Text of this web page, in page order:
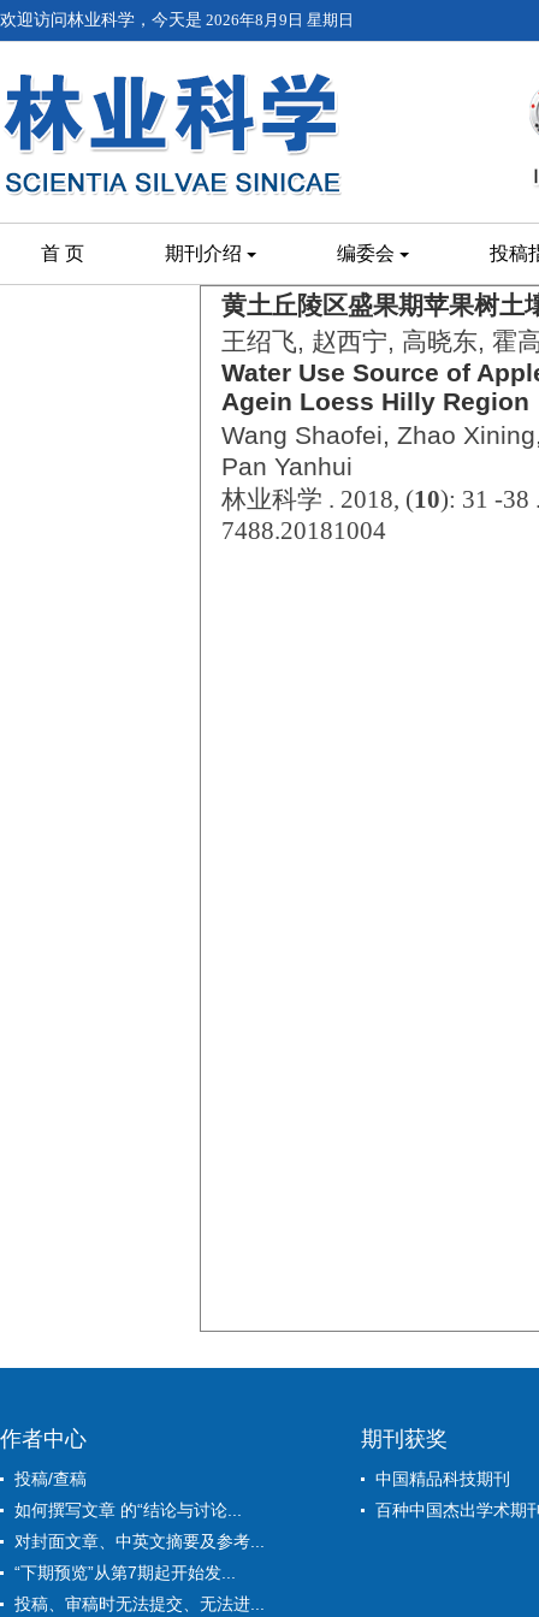
欢迎访问林业科学，今天是 2026年8月9日 星期日
首 页 期刊介绍 编委会 投稿
黄土丘陵区盛果期苹果树土
王绍飞, 赵西宁, 高晓东, 霍
Water Use Source of
Agein Loess Hilly Region
Wang Shaofei, Zhao
Pan Yanhui
林业科学 . 2018, (10): 31 -38
7488.20181004
作者中心
投稿/查稿
如何撰写文章 的“结论与讨论...
对封面文章、中英文摘要及参考...
“下期预览”从第7期起开始发...
投稿、审稿时无法提交、无法进...
期刊获奖
中国精品科技期刊
百种中国杰出学术期